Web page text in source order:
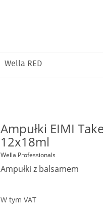
Wella RED
Ampułki EIMI
12x18ml
Wella Professionals
Ampułki z balsamem
W tym VAT